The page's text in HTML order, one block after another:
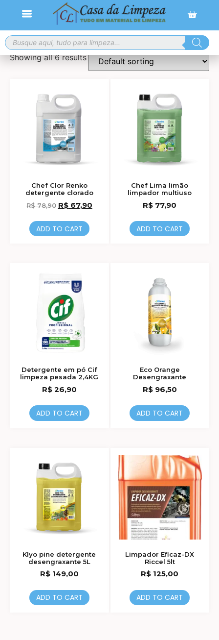
Frete grátis para compras a partir de R$ 300,00
Showing all 6 results
Chef Clor Renko
detergente clorado
R$78,90 R$67,90
ADD TO CART
Chef Lima limão
limpador multiuso
R$ 77,90
ADD TO CART
Detergente em pó Cif
limpeza pesada 2,4KG
R$26,90
ADD TO CART
Eco Orange
Desengraxante
R$96,50
ADD TO CART
Klyo pine detergente
desengraxante 5L
R$149,00
ADD TO CART
Limpador Eficaz-DX
Riccel 5lt
R$ 125,00
ADD TO CART